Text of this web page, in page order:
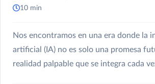
10 min
Nos encontramos en una era donde la
artificial (IA) no es solo una promesa
realidad palpable que se integra cada